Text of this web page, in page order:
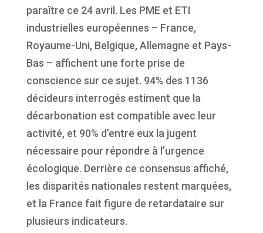
paraître ce 24 avril. Les PME et ETI
industrielles européennes – France,
Royaume-Uni, Belgique, Allemagne et Pays-
Bas – affichent une forte prise de
conscience sur ce sujet. 94% des 1136
décideurs interrogés estiment que la
décarbonation est compatible avec leur
activité, et 90% d’entre eux la jugent
nécessaire pour répondre à l’urgence
écologique. Derrière ce consensus affiché,
les disparités nationales restent marquées,
et la France fait figure de retardataire sur
plusieurs indicateurs.